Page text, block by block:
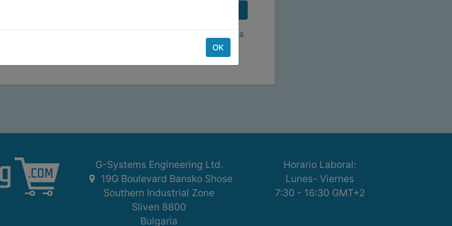
de la empresa deben crear al menos un empleado de la
G-Systems Engineering Ltd.
19G Boulevard Bansko Shose
Southern Industrial Zone
Sliven 8800
Bulgaria
Horario Laboral:
Lunes- Viernes
7:30 - 16:30 GMT+2
OK